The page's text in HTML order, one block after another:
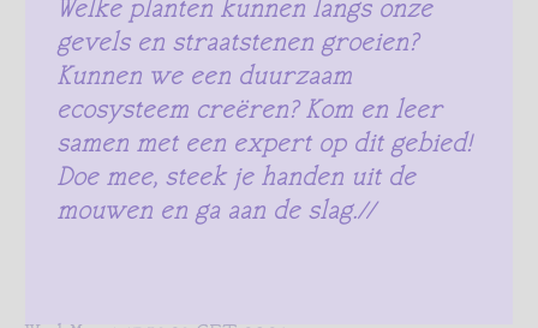
Welke planten kunnen langs onze
gevels en straatstenen groeien?
Kunnen we een duurzaam
ecosysteem creëren? Kom en leer
samen met een expert op dit gebied!
Doe mee, steek je handen uit de
mouwen en ga aan de slag.//